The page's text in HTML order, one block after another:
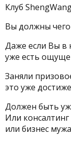
Клуб
Вы должны
Даже если Вы в
уже есть
Заняли
это уже
Должен быть
Или консалтинг
или бизнес